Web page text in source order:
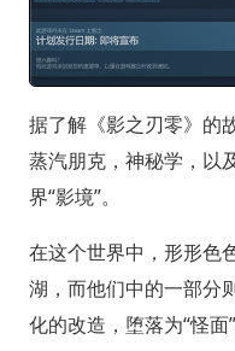
据了解《影之刃零》的
蒸汽朋克，神秘学，以
界“影境”。
在这个世界中，形形色
湖，而他们中的一部分
化的改造，堕落为“怪面”